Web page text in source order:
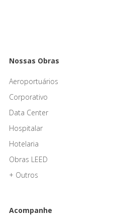
Nossas Obras
Aeroportuários
Corporativo
Data Center
Hospitalar
Hotelaria
Obras LEED
+ Outros
Acompanhe